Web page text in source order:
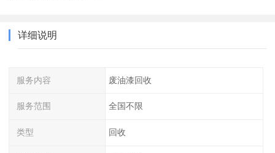
详细说明
服务内容 废油漆回收
服务范围 全国不限
类型 回收